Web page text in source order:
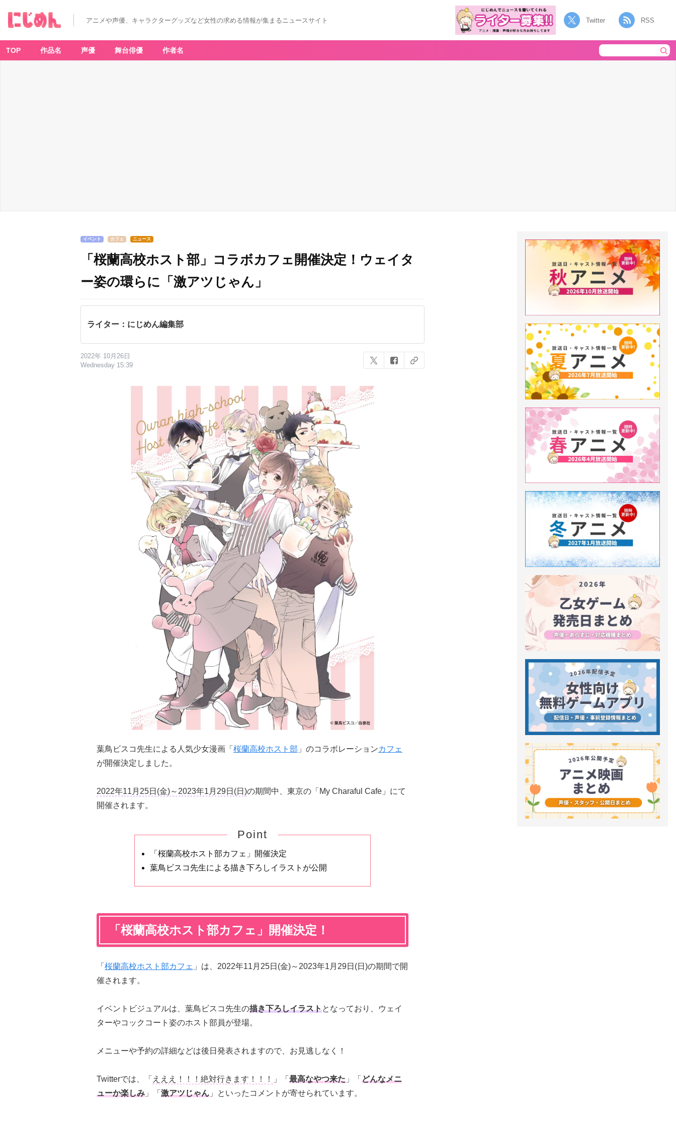
アニメや声優、キャラクターグッズなど女性の求める情報が集まるニュースサイト Twitter RSS
TOP 作品名 声優 舞台俳優 作者名
イベント カフェ ニュース
「桜蘭高校ホスト部」コラボカフェ開催決定！ウェイタ
ー姿の環らに「激アツじゃん」
ライター：にじめん編集部
2022年 10月26日
Wednesday 15:39
葉鳥ビスコ先生による人気少女漫画「 桜蘭高校ホスト部 」のコラボレーションカフェ
が開催決定しました。
2022年11月25日(金)～2023年1月29日(日)の期間中、東京の「My Charaful Cafe」にて
開催されます。
Point
「桜蘭高校ホスト部カフェ」開催決定
葉鳥ビスコ先生による描き下ろしイラストが公開
「桜蘭高校ホスト部カフェ」開催決定！
「 桜蘭高校ホスト部カフェ 」は、2022年11月25日(金)～2023年1月29日(日)の期間で開
催されます。
イベントビジュアルは、葉鳥ビスコ先生の描き下ろしイラストとなっており、ウェイ
ターやコックコート姿のホスト部員が登場。
メニューや予約の詳細などは後日発表されますので、お見逃しなく！
Twitterでは、「 えええ！！！絶対行きます！！！ 」「 最高なやつ来た 」「 どんなメニ
ューか楽しみ 」「 激アツじゃん 」といったコメントが寄せられています。